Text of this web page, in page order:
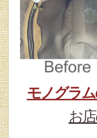
モノグラ
お